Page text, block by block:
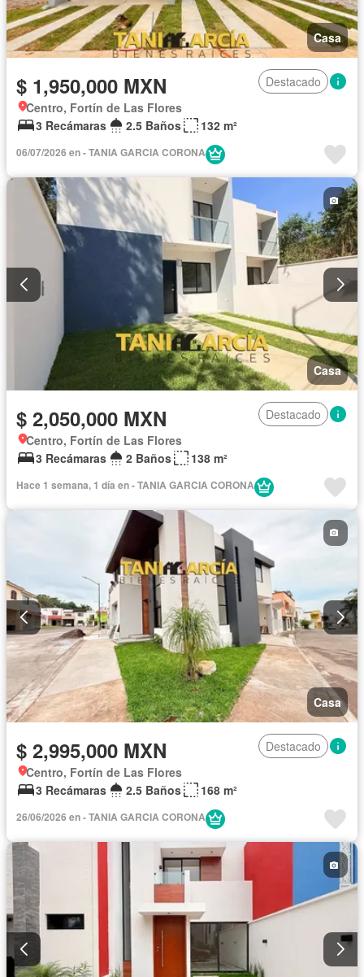
Casa
$ 1,950,000 MXN
Destacado
Centro, Fortín de Las Flores
3 Recámaras
2.5 Baños 132 m²
06/07/2026 en - TANIA GARCIA CORONA
Casa
$ 2,050,000 MXN
Destacado
Centro, Fortín de Las Flores
3 Recámaras
2 Baños 138 m²
Hace 1 semana, 1 día en - TANIA GARCIA CORONA
Casa
$ 2,995,000 MXN
Destacado
Centro, Fortín de Las Flores
3 Recámaras
2.5 Baños 168 m²
26/06/2026 en - TANIA GARCIA CORONA